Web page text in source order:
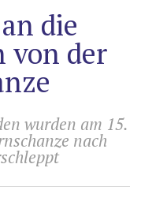
die
von der
wurden am 15.
nach